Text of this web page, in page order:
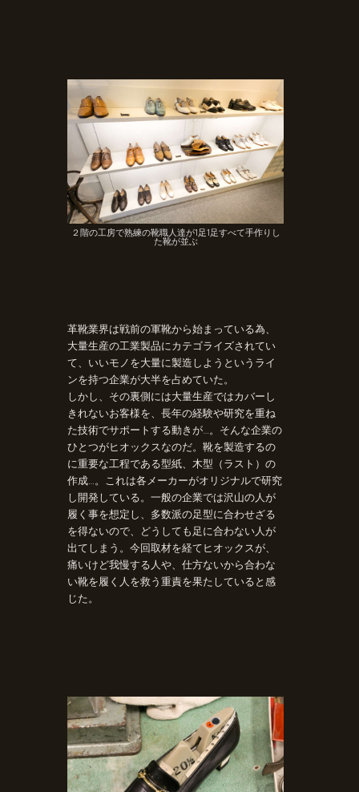
２階の工房で熟練の靴職人達が1足1足すべて手作りし
た靴が並ぶ
革靴業界は戦前の軍靴から始まっている為、
大量生産の工業製品にカテゴライズされてい
て、いいモノを大量に製造しようというライ
ンを持つ企業が大半を占めていた。
しかし、その裏側には大量生産ではカバーし
きれないお客様を、長年の経験や研究を重ね
た技術でサポートする動きが…。そんな企業の
ひとつがヒオックスなのだ。靴を製造するの
に重要な工程である型紙、木型（ラスト）の
作成…。これは各メーカーがオリジナルで研究
し開発している。一般の企業では沢山の人が
履く事を想定し、多数派の足型に合わせざる
を得ないので、どうしても足に合わない人が
出てしまう。今回取材を経てヒオックスが、
痛いけど我慢する人や、仕方ないから合わな
い靴を履く人を救う重責を果たしていると感
じた。